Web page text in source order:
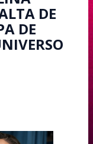
DE
DE